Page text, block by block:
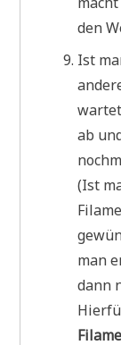
den
Ist
ab
(Ist
man
dann